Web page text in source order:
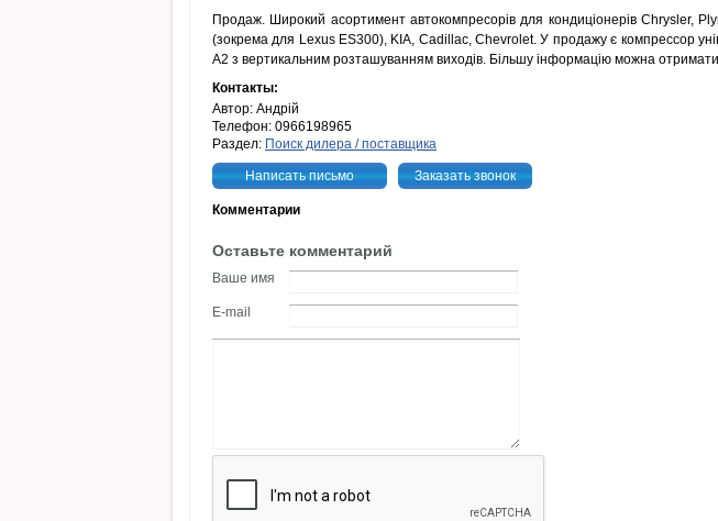
Продаж. Широкий асортимент автокомпресорів для кондиціонерів Chrysler,
(зокрема для Lexus ES300), KIA, Cadillac, Chevrolet. У продажу є компрессор
А2 з вертикальним розташуванням виходів. Більшу інформацію можна
Контакты:
Автор: Андрій
Телефон: 0966198965
Раздел: Поиск дилера / поставщика
Написать письмо Заказать звонок
Комментарии
Оставьте комментарий
Ваше имя
E-mail